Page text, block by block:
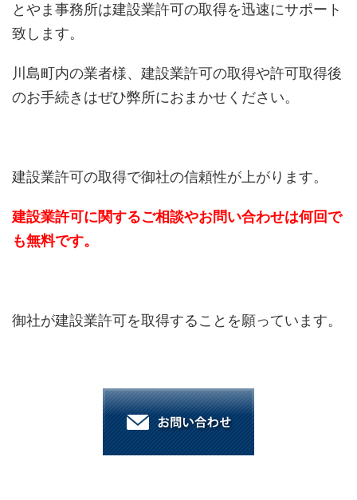
とやま事務所は建設業許可の取得を迅速にサポート
致します。
川島町内の業者様、建設業許可の取得や許可取得後
のお手続きはぜひ弊所におまかせください。
建設業許可の取得で御社の信頼性が上がります。
建設業許可に関するご相談やお問い合わせは何回で
も無料です。
御社が建設業許可を取得することを願っています。